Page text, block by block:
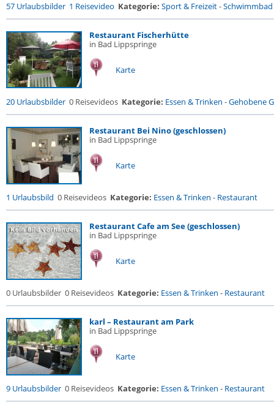
57 Urlaubsbilder 1 Reisevideo Kategorie: Sport & Freizeit-Schwimmbad
Restaurant Fischerhütte
in Bad Lippspringe
Karte
20 Urlaubsbilder 0 Reisevideos Kategorie: Essen & Trinken -Gehobene
Restaurant Bei Nino (geschlossen)
in Bad Lippspringe
Karte
1 Urlaubsbild 0 Reisevideos Kategorie: Essen & Trinken - Restaurant
Restaurant Cafe am See (geschlossen)
in Bad Lippspringe
Karte
0 Urlaubsbilder 0 Reisevideos Kategorie: Essen & Trinken - Restaurant
karl – Restaurant am Park
in Bad Lippspringe
Karte
9 Urlaubsbilder 0 Reisevideos Kategorie: Essen & Trinken - Restaurant